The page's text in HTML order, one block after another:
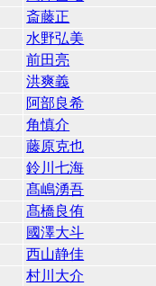
斎藤正
水野弘美
前田亮
洪爽義
阿部良希
角慎介
藤原克也
鈴川七海
髙嶋湧吾
髙橋良侑
國澤大斗
西山静佳
村川大介